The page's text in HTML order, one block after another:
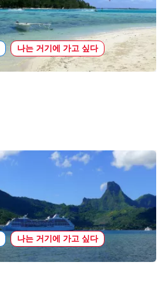
나는 거기에 가고 싶다
나는 거기에 가고 싶다